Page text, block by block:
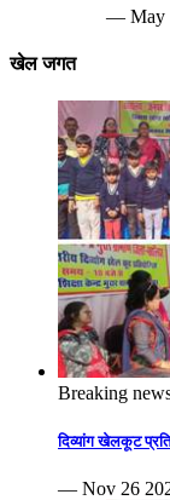
— May
खेल जगत
Breaking
दिव्यांग खेलकूट
— Nov 26